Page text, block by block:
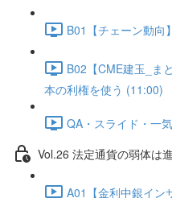
B01【チェーン動向
B02【CME建玉_ま
本の利権を使う (11:00)
QA・スライド・一
Vol.26 法定通貨の弱体は
A01【金利中銀イン